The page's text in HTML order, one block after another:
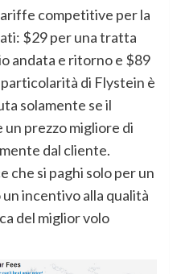
competitive per la
$29 per una tratta
andata e ritorno e $89
particolarità di Flystein è
solamente se il
prezzo migliore di
dal cliente.
che si paghi solo per un
incentivo alla qualità
del miglior volo